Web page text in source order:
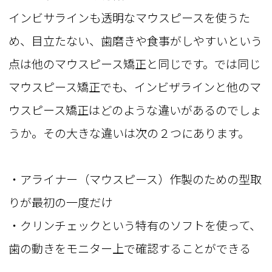
インビサラインも透明なマウスピースを使うた
め、目立たない、歯磨きや食事がしやすいという
点は他のマウスピース矯正と同じです。では同じ
マウスピース矯正でも、インビザラインと他のマ
ウスピース矯正はどのような違いがあるのでしょ
うか。その大きな違いは次の２つにあります。
・アライナー（マウスピース）作製のための型取
りが最初の一度だけ
・クリンチェックという特有のソフトを使って、
歯の動きをモニター上で確認することができる